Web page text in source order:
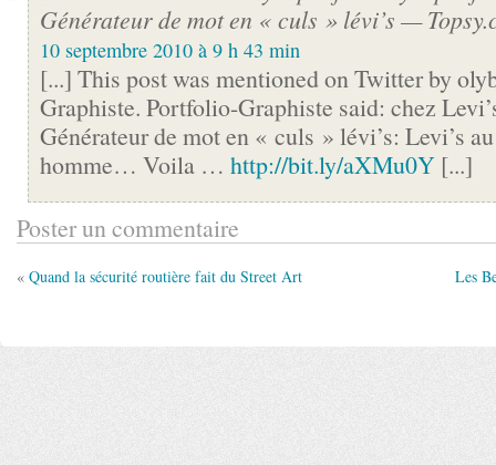
Générateur de mot en « culs » lévi’s —
10 septembre 2010 à 9 h 43 min
[...] This post was mentioned on Twitter by
Graphiste. Portfolio-Graphiste said: chez
Générateur de mot en « culs » lévi’s: Levi’s
homme… Voila … http://bit.ly/aXMu0Y [...]
Poster un commentaire
« Quand la sécurité routière fait du Street Art Les